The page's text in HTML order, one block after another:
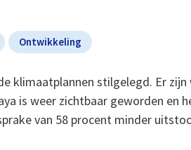
Ontwikkeling
klimaatplannen stilgelegd. Er
is weer zichtbaar geworden en
van 58 procent minder